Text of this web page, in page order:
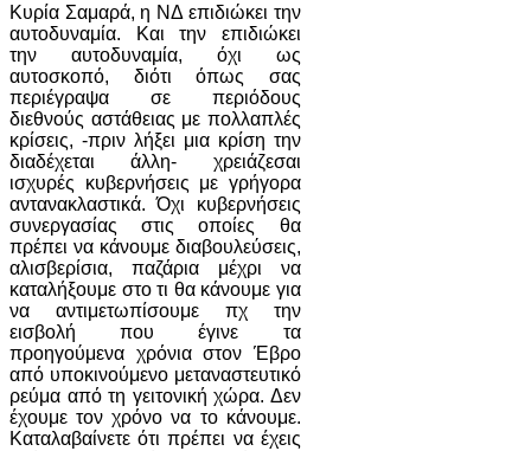
Κυρία Σαμαρά, η ΝΔ επιδιώκει την
αυτοδυναμία. Και την επιδιώκει
την αυτοδυναμία, όχι ως
αυτοσκοπό, διότι όπως σας
περιέγραψα σε περιόδους
διεθνούς αστάθειας με πολλαπλές
κρίσεις, -πριν λήξει μια κρίση την
διαδέχεται άλλη- χρειάζεσαι
ισχυρές κυβερνήσεις με γρήγορα
αντανακλαστικά. Όχι κυβερνήσεις
συνεργασίας στις οποίες θα
πρέπει να κάνουμε διαβουλεύσεις,
αλισβερίσια, παζάρια μέχρι να
καταλήξουμε στο τι θα κάνουμε για
να αντιμετωπίσουμε πχ την
εισβολή που έγινε τα
προηγούμενα χρόνια στον Έβρο
από υποκινούμενο μεταναστευτικό
ρεύμα από τη γειτονική χώρα. Δεν
έχουμε τον χρόνο να το κάνουμε.
Καταλαβαίνετε ότι πρέπει να έχεις